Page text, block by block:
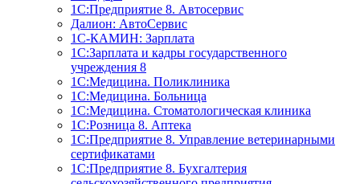
1C:Предприятие 8. Автосервис
Далион: АвтоСервис
1С-КАМИН: Зарплата
1С:Зарплата и кадры государственного
учреждения 8
1С:Медицина. Поликлиника
1С:Медицина. Больница
1С:Медицина. Стоматологическая клиника
1С:Розница 8. Аптека
1C:Предприятие 8. Управление ветеринарными
сертификатами
1С:Предприятие 8. Бухгалтерия